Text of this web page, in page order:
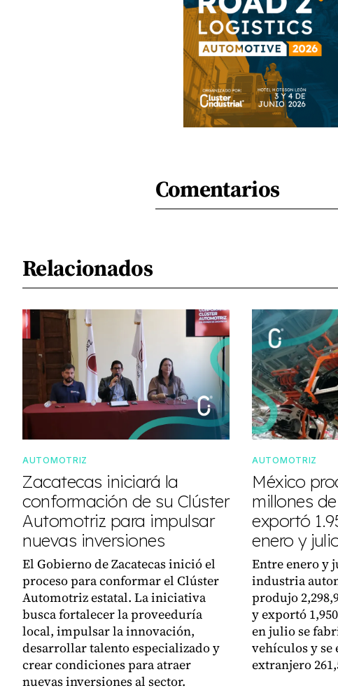
Comentarios
Relacionados
AUTOMOTRIZ
Zacatecas iniciará la
conformación de su Clúster
Automotriz para impulsar
nuevas inversiones
El Gobierno de Zacatecas inició el
proceso para conformar el Clúster
Automotriz estatal. La iniciativa
busca fortalecer la proveeduría
local, impulsar la innovación,
desarrollar talento especializado y
crear condiciones para atraer
nuevas inversiones al sector.
AUTOMOTRIZ
México
millones
exportó
enero y
Entre enero y
industria
produjo
y exportó
en julio se
vehículos y se
extranjero